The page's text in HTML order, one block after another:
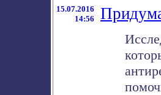
15.07.2016
14:56